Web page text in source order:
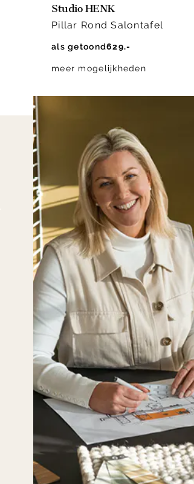
Studio HENK
Pillar Rond Salontafel
als getoond629.-
meer mogelijkheden